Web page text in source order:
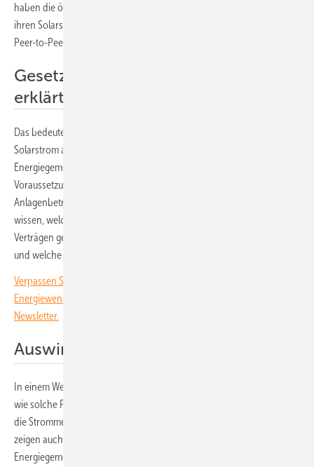
haben die österreichischen Anlagenbetreiber mehr Möglichkeiten,
ihren Solarstrom mit anderen zu teilen. Denn seither sind sogenannte
Peer-to-Peer-Verträge möglich.
Gesetzlichen Rahmenbedingungen
erklärt
Das bedeutet, dass der Anlagenbetreiber seinen überschüssigen
Solarstrom an Nachbarn liefern kann, ohne dass er eine
Energiegemeinschaft gründen muss. Dies war bisher die
Voraussetzung für die gemeinsame Nutzung des Sonnenstroms. Die
Anlagenbetreiber und auch die Handwerker sollten allerdings genau
wissen, welche gesetzlichen Rahmenbedingungen bei solchen
Verträgen gelten, worauf kaufmännisch und technisch zu achten ist
und welche Vorteile dieser Direkthandel hat.
Verpassen Sie keine wichtige Information rund um die solare
Energiewende! Abonnieren Sie dazu einfach unseren kostenlosen
Newsletter.
Auswirkung auf die Netzbetreiber
In einem Webinar zeigt der Branchenverband PV Austria nicht nur,
wie solche Peer-to-Peer-Verträge funktionieren, sondern auch, wie
die Strommengen gemessen und abgerechnet werden. Die Experten
zeigen auch, welche weiteren Möglichkeiten innerhalb von
Energiegemeinschaften das ElWG ermöglicht. Hier geht es nicht nur